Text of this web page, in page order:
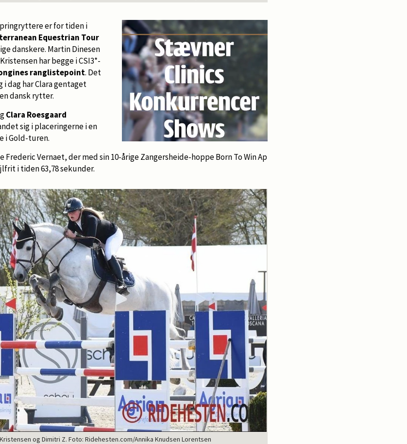
er for tiden i
Equestrian Tour
danskere. Martin Dinesen
har begge i CSI3*-
ranglistepoint. Det
dag har Clara gentaget
dansk rytter.
Clara Roesgaard
sig i placeringerne i en
i Gold-turen.
Frederic Vernaet, der med sin 10-årige Zangersheide-hoppe Born To Win Ap
i tiden 63,78 sekunder.
og Dimitri Z. Foto: Ridehesten.com/Annika Knudsen Lorentsen